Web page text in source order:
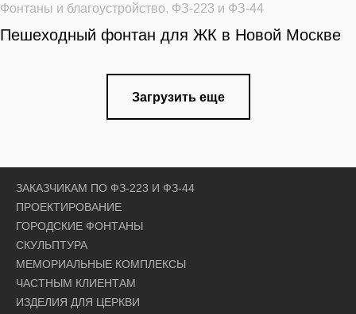
Фонтаны и благоустройство, ФЗ-223 и ФЗ-44
Пешеходный фонтан для ЖК в Новой Москве
Загрузить еще
ЗАКАЗЧИКАМ ПО ФЗ-223 И ФЗ-44
ПРОЕКТИРОВАНИЕ
ГОРОДСКИЕ ФОНТАНЫ
СКУЛЬПТУРА
МЕМОРИАЛЬНЫЕ КОМПЛЕКСЫ
ЧАСТНЫМ КЛИЕНТАМ
ИЗДЕЛИЯ ДЛЯ ЦЕРКВИ